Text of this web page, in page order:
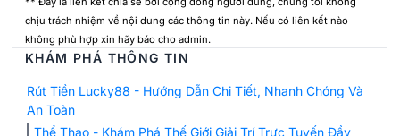
chịu trách nhiệm về nội dung các thông tin này. Nếu có liên kết nào
không phù hợp xin hãy báo cho admin.
KHÁM PHÁ THÔNG TIN
Rút Tiền Lucky88 - Hướng Dẫn Chi Tiết, Nhanh Chóng Và
An Toàn
Thể Thao - Khám Phá Thế Giới Giải Trí Trực Tuyến Đầy